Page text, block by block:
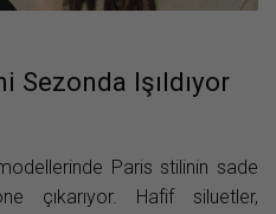
Sezonda Işıldıyor
Paris stilinin sade
çıkarıyor. Hafif siluetler,